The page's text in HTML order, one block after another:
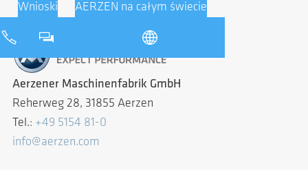
Wnioski AERZEN na całym świecie
Aerzener Maschinenfabrik GmbH
Reherweg 28, 31855 Aerzen
Tel.: +49 5154 81-0
info@aerzen.com